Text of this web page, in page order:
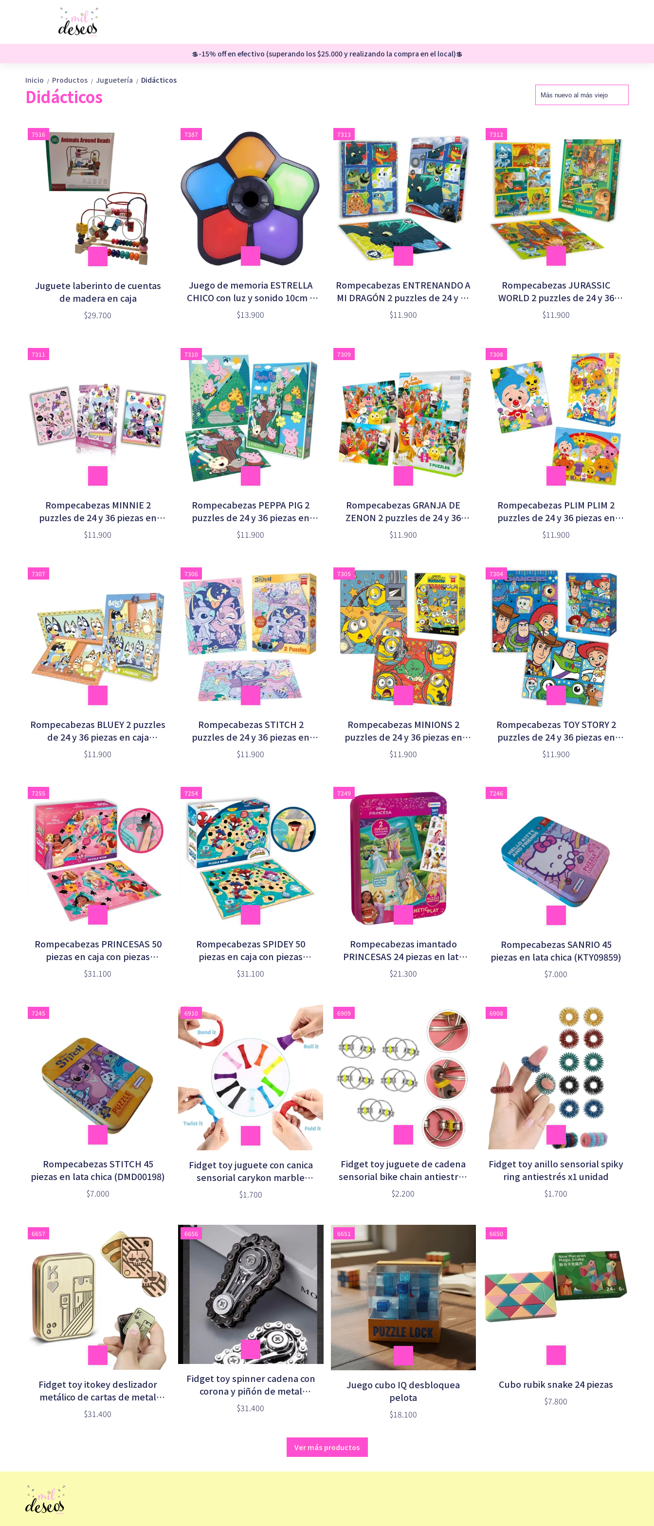
💲-15% off en efectivo (superando los $25.000 y realizando la compra en el local)💲
Inicio / Productos / Juguetería / Didácticos
Didácticos
7516
Juguete laberinto de cuentas
de madera en caja
$29.700
7387
Juego de memoria ESTRELLA
CHICO con luz y sonido 10cm a
pilas
$13.900
7313
Rompecabezas ENTRENANDO A
MI DRAGÓN 2 puzzles de 24 y 36
piezas en caja (UDR00370)
$11.900
7312
Rompecabezas JURASSIC
WORLD 2 puzzles de 24 y 36
piezas en caja (UJW11027)
$11.900
7311
Rompecabezas MINNIE 2
puzzles de 24 y 36 piezas en
caja (DCH07612)
$11.900
7310
Rompecabezas PEPPA PIG 2
puzzles de 24 y 36 piezas en
caja (EPP06352)
$11.900
7309
Rompecabezas GRANJA DE
ZENON 2 puzzles de 24 y 36
piezas en caja (LCG00647)
$11.900
7308
Rompecabezas PLIM PLIM 2
puzzles de 24 y 36 piezas en
caja (PLI02216)
$11.900
7307
Rompecabezas BLUEY 2 puzzles
de 24 y 36 piezas en caja
(BLU01193)
$11.900
7306
Rompecabezas STITCH 2
puzzles de 24 y 36 piezas en
caja (DMD00176)
$11.900
7305
Rompecabezas MINIONS 2
puzzles de 24 y 36 piezas en
caja (UMN10354)
$11.900
7304
Rompecabezas TOY STORY 2
puzzles de 24 y 36 piezas en
caja (DTS17954)
$11.900
7255
Rompecabezas PRINCESAS 50
piezas en caja con piezas
termosensibles (DPU00679)
$31.100
7254
Rompecabezas SPIDEY 50
piezas en caja con piezas
termosensibles (VSP03330)
$31.100
7249
Rompecabezas imantado
PRINCESAS 24 piezas en lata
grande (DJU00676)
$21.300
7246
Rompecabezas SANRIO 45
piezas en lata chica (KTY09859)
$7.000
7245
Rompecabezas STITCH 45
piezas en lata chica (DMD00198)
$7.000
6910
Fidget toy juguete con canica
sensorial carykon marble
antiestrés x1 unidad
$1.700
6909
Fidget toy juguete de cadena
sensorial bike chain antiestrés
x1 unidad
$2.200
6908
Fidget toy anillo sensorial spiky
ring antiestrés x1 unidad
$1.700
6657
Fidget toy itokey deslizador
metálico de cartas de metal
antiestrés
$31.400
6656
Fidget toy spinner cadena con
corona y piñón de metal
antiestrés
$31.400
6651
Juego cubo IQ desbloquea
pelota
$18.100
6650
Cubo rubik snake 24 piezas
$7.800
Ver más productos